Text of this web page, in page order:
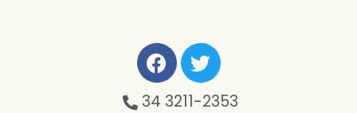
34 3211-2353